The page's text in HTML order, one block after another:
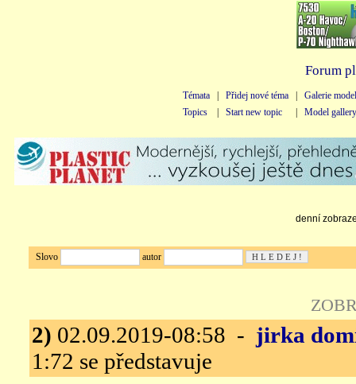
Forum
Témata Přidej nové téma
Galerie
Topics
Start new topic Model gallery
denní
Slovo autor
2) 02.09.2019-08:58 - jirka
1:72 se představuje